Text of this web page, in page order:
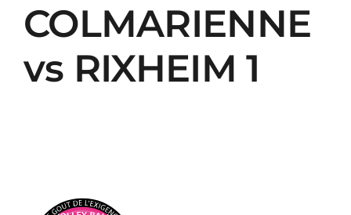
COLMARIENNE
vs RIXHEIM 1